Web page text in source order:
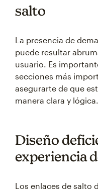
salto
La presencia de
puede resultar
usuario. Es
secciones más
asegurarte de que
manera clara y lógica.
Diseño
experiencia
Los enlaces de salto